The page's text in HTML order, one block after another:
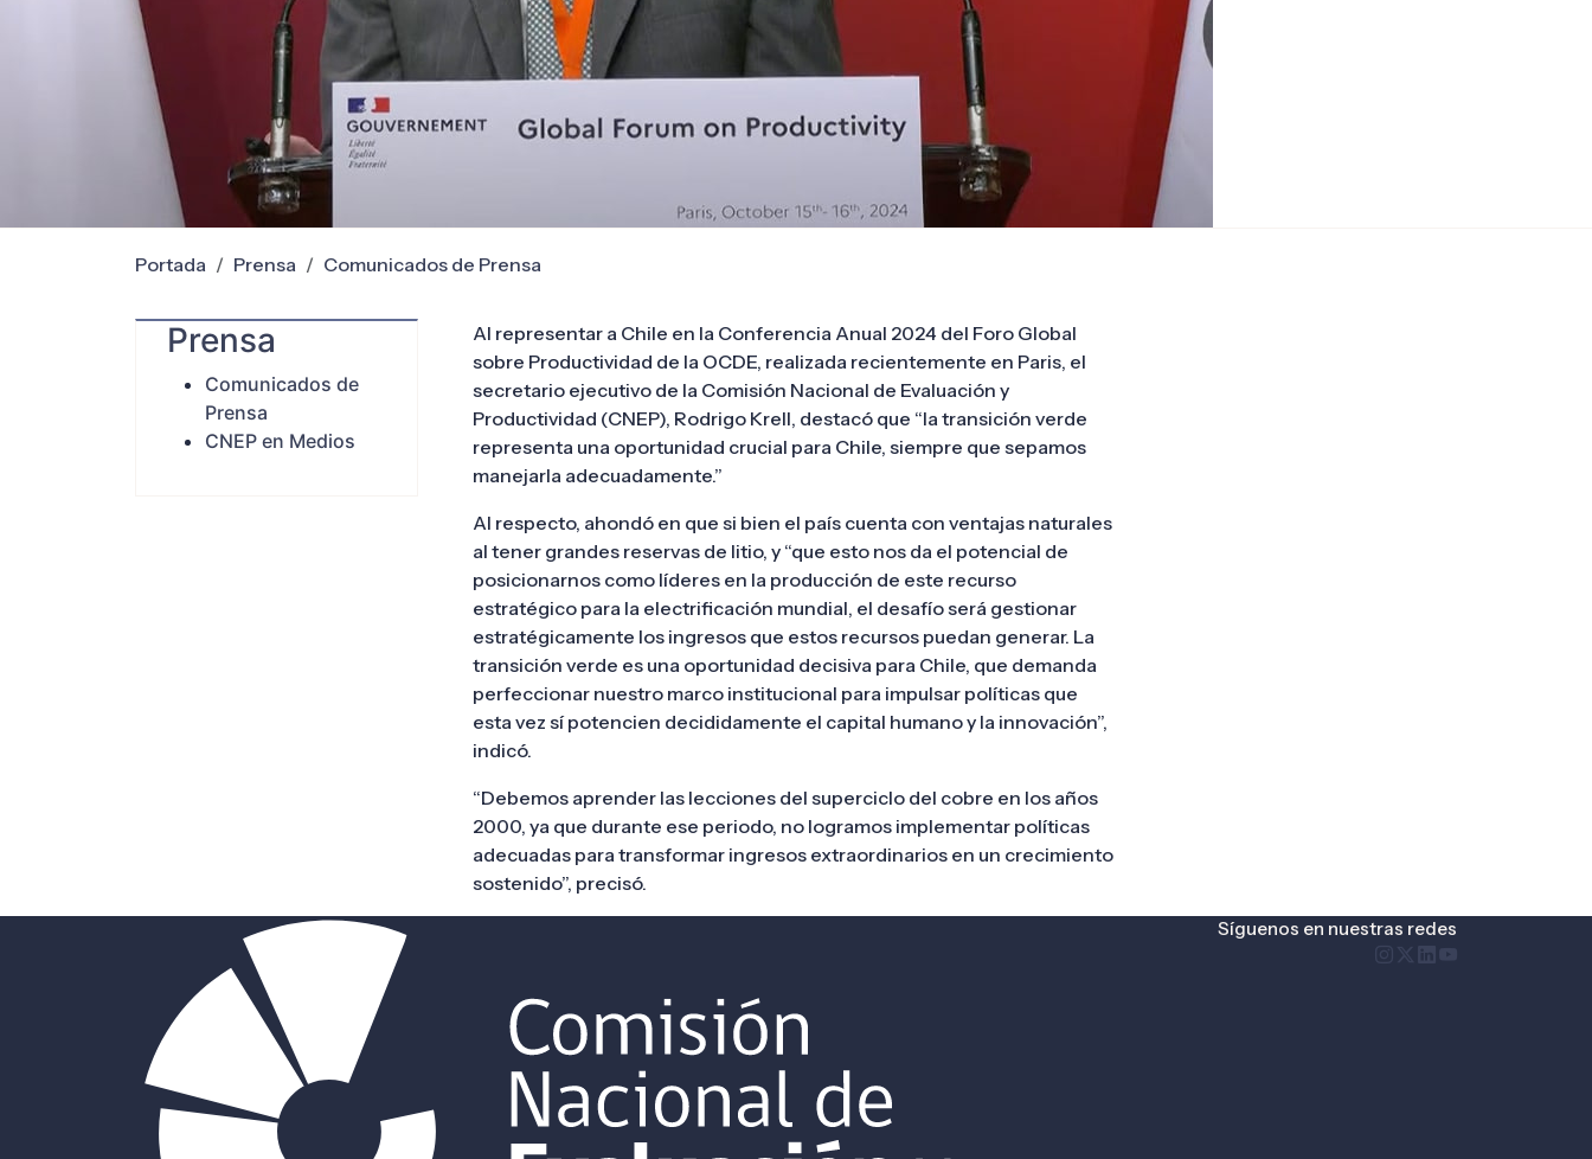
Portada Prensa Comunicados de Prensa
Al representar a Chile en la Conferencia Anual 2024 del Foro Global
sobre Productividad de la OCDE, realizada recientemente en Paris, el
secretario ejecutivo de la Comisión Nacional de Evaluación y
Productividad (CNEP), Rodrigo Krell, destacó que “la transición verde
representa una oportunidad crucial para Chile, siempre que sepamos
manejarla adecuadamente.”
Al respecto, ahondó en que si bien el país cuenta con ventajas naturales
al tener grandes reservas de litio, y “que esto nos da el potencial de
posicionarnos como líderes en la producción de este recurso
estratégico para la electrificación mundial, el desafío será gestionar
estratégicamente los ingresos que estos recursos puedan generar. La
transición verde es una oportunidad decisiva para Chile, que demanda
perfeccionar nuestro marco institucional para impulsar políticas que
esta vez sí potencien decididamente el capital humano y la innovación”,
indicó.
“Debemos aprender las lecciones del superciclo del cobre en los años
2000, ya que durante ese periodo, no logramos implementar políticas
adecuadas para transformar ingresos extraordinarios en un crecimiento
sostenido”, precisó.
Prensa
Comunicados de
Prensa
CNEP en Medios
Síguenos en nuestras redes